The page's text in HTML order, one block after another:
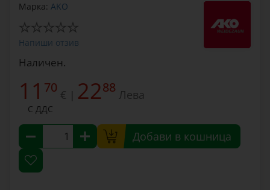
Марка: AKO
Напиши отзив
Наличен.
11 70 € | 2288 Лева
С ДДС
Добави в кошница